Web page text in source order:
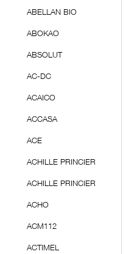
ABELLAN BIO
ABOKAO
ABSOLUT
AC-DC
ACAICO
ACCASA
ACE
ACHILLE PRINCIER
ACHILLE PRINCIER
ACHO
ACM112
ACTIMEL